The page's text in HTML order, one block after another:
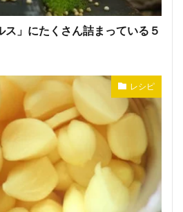
ス」にたくさん詰まっている５
レシピ